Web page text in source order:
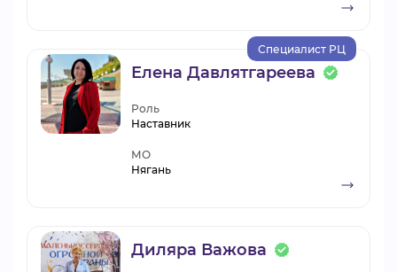
Елена Давлятгареева
Специалист РЦ
Роль
Наставник
МО
Нягань
Диляра Важова